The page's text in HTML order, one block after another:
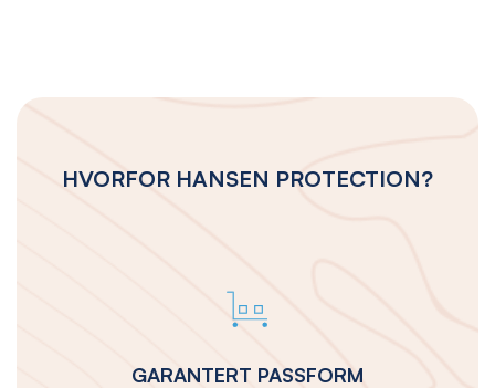
HVORFOR HANSEN PROTECTION?
GARANTERT PASSFORM